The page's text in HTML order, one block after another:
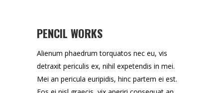
PENCIL WORKS
Alienum phaedrum torquatos nec eu, vis
detraxit periculis ex, nihil expetendis in mei.
Mei an pericula euripidis, hinc partem ei est.